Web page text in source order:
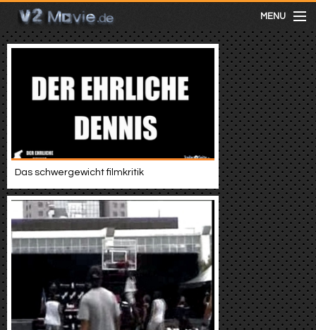
MENU
neuste
mit facebook anmelden
Werbung
Das schwergewicht filmkritik